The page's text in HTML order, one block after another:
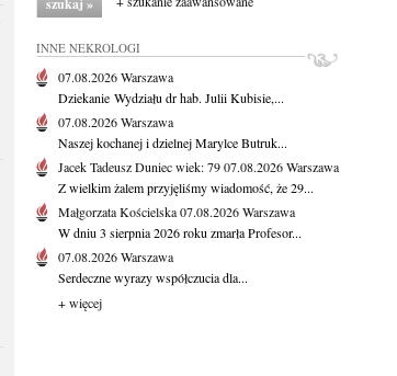
INNE NEKROLOGI
07.08.2026Warszawa
Dziekanie Wydziału dr hab. Julii Kubisie,...
07.08.2026Warszawa
Naszej kochanej i dzielnej Marylce Butruk...
Jacek Tadeusz Duniecwiek: 7907.08.2026Warszawa
Z wielkim żalem przyjęliśmy wiadomość, że 29...
Małgorzata Kościelska07.08.2026Warszawa
W dniu 3 sierpnia 2026 roku zmarła Profesor...
07.08.2026Warszawa
Serdeczne wyrazy współczucia dla...
+ więcej